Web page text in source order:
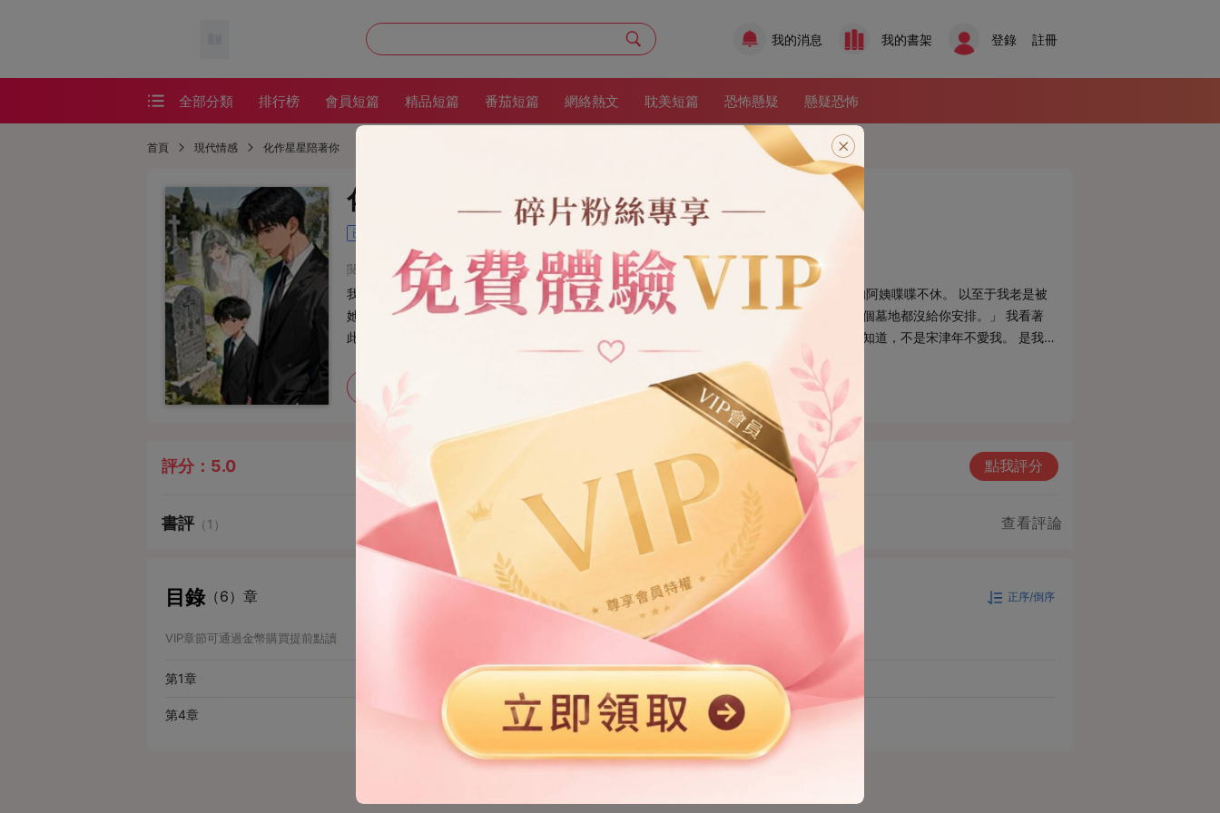
我的消息 我的書架 登錄 註冊
全部分類
會員短篇
番茄短篇
網絡熱文
耽美短篇
恐怖懸疑
懸疑恐怖
排行榜 會員短篇 精品短篇 番茄短篇 網絡熱文 耽美短篇 恐怖懸疑 懸疑恐怖
首頁 現代情感 化作星星陪著你
化作星星陪著你 作者： 卡布奇諾的貓 更新時間：2025/9/18 19:57:03
已完結
閱讀：33917
收藏：26
我難產去世后。 宋津年每年都會帶孩子來給我上墳。 但他們每次都上錯墳。 總對著我旁邊的阿姨喋喋不休。 以至于我老是被
她嘲笑。 「你說你活一輩子有什麼用，老公不愛你，兒子不認識你。」 「死了潦草埋了，連個墓地都沒給你安排。」 我看著
此時一臉不耐煩急著要走的兒子， 湊到他耳邊輕輕吐氣：「小屁孩，你媽不要你咯。」 她不知道，不是宋津年不愛我。 是我
加入書架
評分： 5.0 點我評分
書評 （1） 查看評論
目錄（6）章 正序/倒序
VIP章節可通過金幣購買提前點讀
第1章 第2章 第3章
第4章 第6章